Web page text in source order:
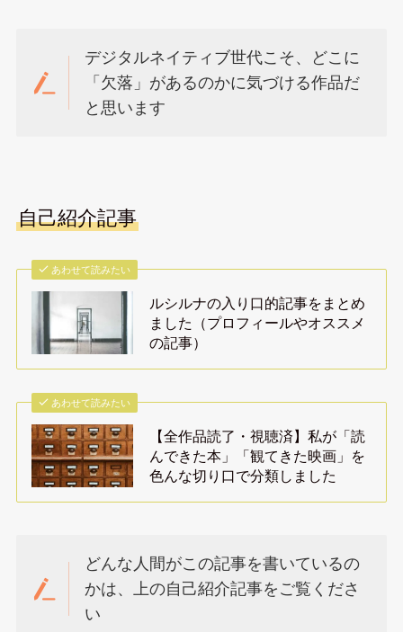
デジタルネイティブ世代こそ、どこに
「欠落」があるのかに気づける作品だ
と思います
自己紹介記事
あわせて読みたい
ルシルナの入り口的記事をまとめ
ました（プロフィールやオススメ
の記事）
あわせて読みたい
【全作品読了・視聴済】私が「読
んできた本」「観てきた映画」を
色んな切り口で分類しました
どんな人間がこの記事を書いているの
かは、上の自己紹介記事をご覧くださ
い